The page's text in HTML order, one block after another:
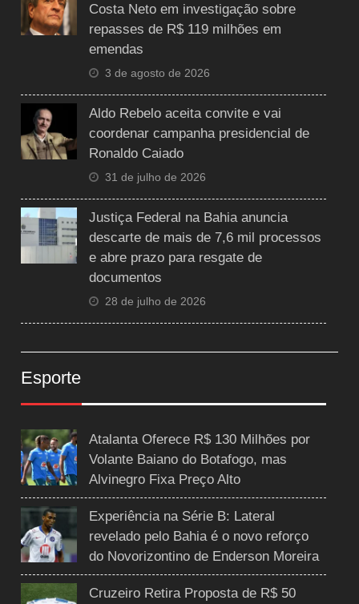
Costa Neto em investigação sobre
repasses de R$ 119 milhões em
emendas
3 de agosto de 2026
Aldo Rebelo aceita convite e vai
coordenar campanha presidencial de
Ronaldo Caiado
31 de julho de 2026
Justiça Federal na Bahia anuncia
descarte de mais de 7,6 mil processos
e abre prazo para resgate de
documentos
28 de julho de 2026
Esporte
Atalanta Oferece R$ 130 Milhões por
Volante Baiano do Botafogo, mas
Alvinegro Fixa Preço Alto
Experiência na Série B: Lateral
revelado pelo Bahia é o novo reforço
do Novorizontino de Enderson Moreira
Cruzeiro Retira Proposta de R$ 50